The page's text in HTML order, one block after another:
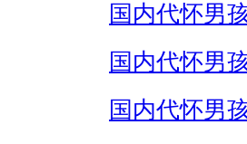
国内代怀男
国内代怀男
国内代怀男